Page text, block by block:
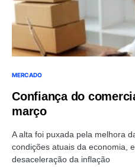
MERCADO
Confiança do
março
A alta foi puxada pela melhora
condições atuais da economia,
desaceleração da inflação